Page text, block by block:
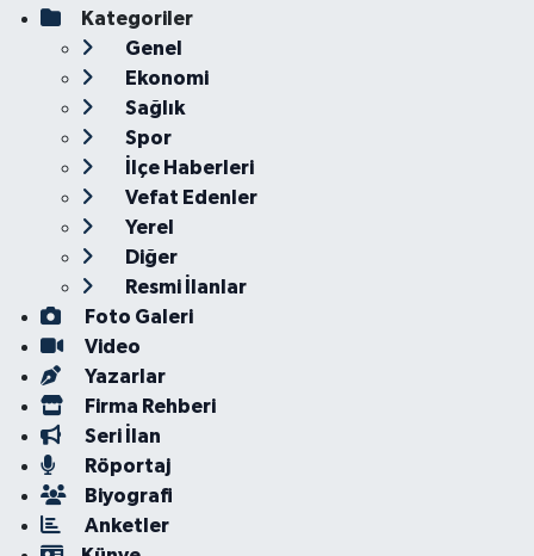
Kategoriler
Genel
Ekonomi
Sağlık
Spor
İlçe Haberleri
Vefat Edenler
Yerel
Diğer
Resmi İlanlar
Foto Galeri
Video
Yazarlar
Firma Rehberi
Seri İlan
Röportaj
Biyografi
Anketler